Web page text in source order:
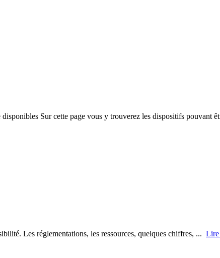
Sur cette page vous y trouverez les dispositifs pouvant
Les réglementations, les ressources, quelques chiffres, ... Lire